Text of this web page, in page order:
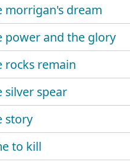
morrigan's dream
power and the glory
rocks remain
silver spear
story
to kill